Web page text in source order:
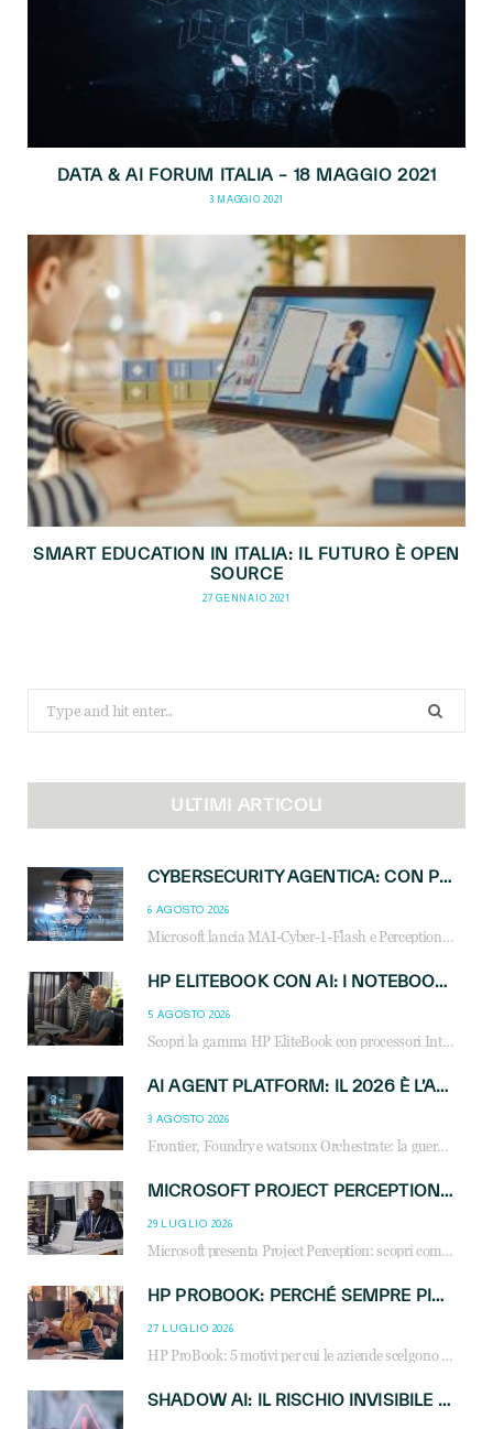
DATA & AI FORUM ITALIA – 18 MAGGIO 2021
3 MAGGIO 2021
SMART EDUCATION IN ITALIA: IL FUTURO È OPEN
SOURCE
27 GENNAIO 2021
for:
ULTIMI ARTICOLI
CYBERSECURITY AGENTICA: CON PERCEPTION E MAI-CYBER-1-FLASH MICROSOFT APRE NUOVI SERVIZI PER IL CANALE
6 AGOSTO 2026
Microsoft lancia MAI-Cyber-1-Flash e Perception: cybersecurity agentica in preview dal 3 novembre. Cosa cambia per MSP, system integrator e reseller.
HP ELITEBOOK CON AI: I NOTEBOOK BUSINESS INTELLIGENTI CHE TRASFORMANO PRODUTTIVITÀ, SICUREZZA E LAVORO IBRIDO
5 AGOSTO 2026
Scopri la gamma HP EliteBook con processori Intel® Core™ Ultra e AMD Ryzen™ AI. Notebook business progettati per aumentare la produttività, migliorare la collaborazione e garantire sicurezza avanzata in ufficio e in mobilità.
AI AGENT PLATFORM: IL 2026 È L’ANNO DEL «SISTEMA OPERATIVO» PER GLI AGENTI AZIENDALI
3 AGOSTO 2026
Frontier, Foundry e watsonx Orchestrate: la guerra delle piattaforme AI agent ridisegna il mercato IT. Cosa cambia per reseller, MSP e system integrator.
MICROSOFT PROJECT PERCEPTION: COME GLI AGENTI AI CAMBIERANNO SOC, CYBERSECURITY E SERVIZI MSP
29 LUGLIO 2026
Microsoft presenta Project Perception: scopri come gli agenti AI possono trasformare cybersecurity, SOC e servizi gestiti degli MSP.
HP PROBOOK: PERCHÉ SEMPRE PIÙ AZIENDE SCELGONO NOTEBOOK PROGETTATI PER IL LAVORO MODERNO
27 LUGLIO 2026
HP ProBook: 5 motivi per cui le aziende scelgono i notebook business HP per migliorare produttività, sicurezza e gestione dell’AI.
SHADOW AI: IL RISCHIO INVISIBILE CHE LE AZIENDE POSSONO GOVERNARE